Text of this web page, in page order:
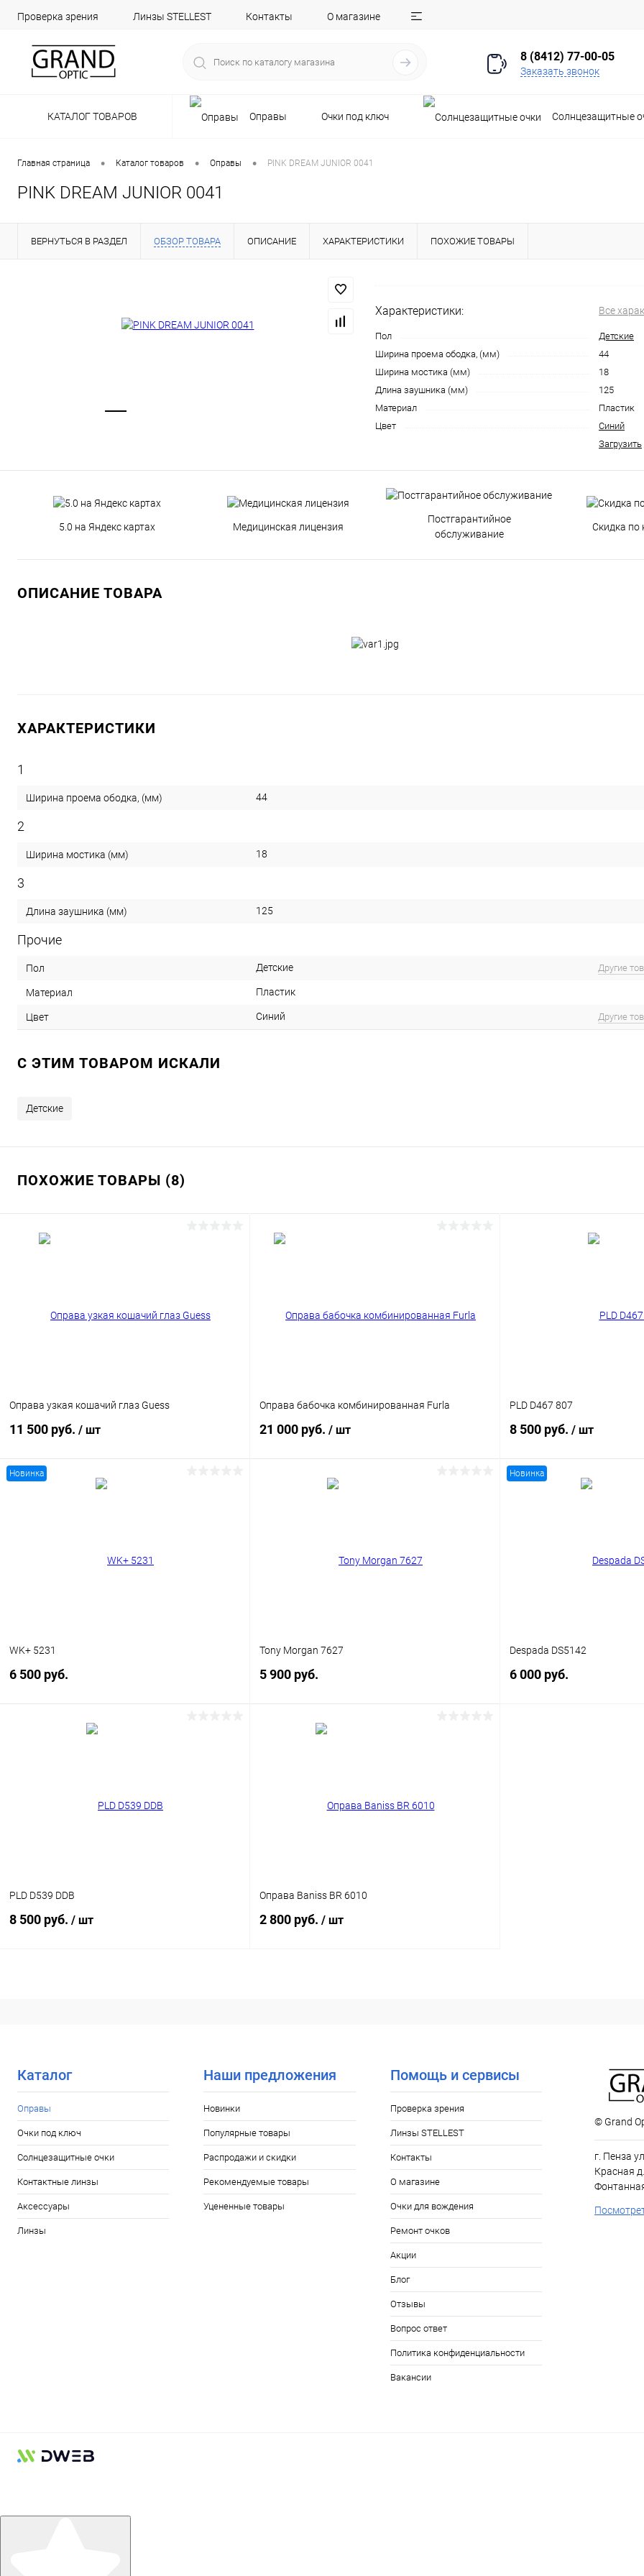
Проверка зрения Линзы STELLEST Контакты О магазине
8 (8412) 77-00-05
Заказать звонок
КАТАЛОГ ТОВАРОВ Оправы Очки под ключ Солнцезащитные
Главная страница • Каталог товаров • Оправы • PINK DREAM JUNIOR 0041
PINK DREAM JUNIOR 0041
ВЕРНУТЬСЯ В РАЗДЕЛ ОБЗОР ТОВАРА ОПИСАНИЕ ХАРАКТЕРИСТИКИ ПОХОЖИЕ ТОВАРЫ
Характеристики: Все
Пол
Детские
Ширина проема ободка, (мм)
44
Ширина мостика (мм)
18
Длина заушника (мм)
125
Материал
Пластик
Цвет
Синий
Загрузить
5.0 на Яндекс картах Медицинская лицензия
Постгарантийное
обслуживание
Скидка по
ОПИСАНИЕ ТОВАРА
ХАРАКТЕРИСТИКИ
1
Ширина проема ободка, (мм) 44
2
Ширина мостика (мм) 18
3
Длина заушника (мм) 125
Прочие
Пол Детские Другие
Материал Пластик
Цвет Синий Другие
C ЭТИМ ТОВАРОМ ИСКАЛИ
Детские
ПОХОЖИЕ ТОВАРЫ (8)
Оправа узкая кошачий глаз Guess
11 500 руб. / шт
Оправа бабочка комбинированная Furla
21 000 руб. / шт
PLD D467 807
8 500 руб. / шт
Новинка
WK+ 5231
6 500 руб.
Tony Morgan 7627
5 900 руб.
Новинка
Despada DS5142
6 000 руб.
PLD D539 DDB
8 500 руб. / шт
Оправа Baniss BR 6010
2 800 руб. / шт
Каталог
Оправы
Очки под ключ
Солнцезащитные очки
Контактные линзы
Аксессуары
Линзы
Наши предложения
Новинки
Популярные товары
Распродажи и скидки
Рекомендуемые товары
Уцененные товары
Помощь и сервисы
Проверка зрения
Линзы STELLEST
Контакты
О магазине
Очки для вождения
Ремонт очков
Акции
Блог
Отзывы
Вопрос ответ
Политика конфиденциальности
Вакансии
© Grand
г. Пенза
Красная